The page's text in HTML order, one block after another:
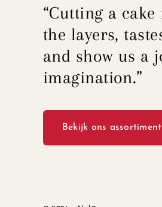
“Cutting a
the layers,
and show us a
imagination.”
Bekijk ons assortiment